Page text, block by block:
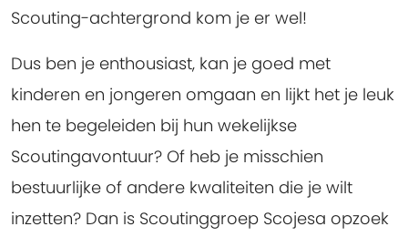
Scouting-achtergrond kom je er wel!
Dus ben je enthousiast, kan je goed met
kinderen en jongeren omgaan en lijkt het je leuk
hen te begeleiden bij hun wekelijkse
Scoutingavontuur? Of heb je misschien
bestuurlijke of andere kwaliteiten die je wilt
inzetten? Dan is Scoutinggroep Scojesa opzoek